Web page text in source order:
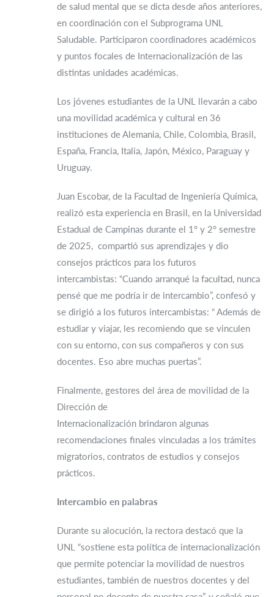
de salud mental que se dicta desde años anteriores,
en coordinación con el Subprograma UNL
Saludable. Participaron coordinadores académicos
y puntos focales de Internacionalización de las
distintas unidades académicas.
Los jóvenes estudiantes de la UNL llevarán a cabo
una movilidad académica y cultural en 36
instituciones de Alemania, Chile, Colombia, Brasil,
España, Francia, Italia, Japón, México, Paraguay y
Uruguay.
Juan Escobar, de la Facultad de Ingeniería Química,
realizó esta experiencia en Brasil, en la Universidad
Estadual de Campinas durante el 1° y 2° semestre
de 2025, compartió sus aprendizajes y dio
consejos prácticos para los futuros
intercambistas: “Cuando arranqué la facultad, nunca
pensé que me podría ir de intercambio”, confesó y
se dirigió a los futuros intercambistas: “ Además de
estudiar y viajar, les recomiendo que se vinculen
con su entorno, con sus compañeros y con sus
docentes. Eso abre muchas puertas”.
Finalmente, gestores del área de movilidad de la
Dirección de
Internacionalización brindaron algunas
recomendaciones finales vinculadas a los trámites
migratorios, contratos de estudios y consejos
prácticos.
Intercambio en palabras
Durante su alocución, la rectora destacó que la
UNL “sostiene esta política de internacionalización
que permite potenciar la movilidad de nuestros
estudiantes, también de nuestros docentes y del